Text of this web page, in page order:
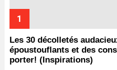
Les 30 décolletés
époustouflants et des
porter! (Inspirations)